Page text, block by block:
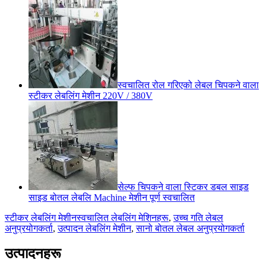
स्वचालित रोल गरिएको लेबल चिपकने वाला
स्टीकर लेबलिंग मेशीन 220V / 380V
सेल्फ चिपकने वाला स्टिकर डबल साइड
साइड बोतल लेबलि Machine मेशीन पूर्ण स्वचालित
स्टीकर लेबलिंग मेशीनस्वचालित लेबलिंग मेशिनहरू,उच्च गति लेबल
अनुप्रयोगकर्ता,उत्पादन लेबलिंग मेशीन,सानो बोतल लेबल अनुप्रयोगकर्ता
उत्पादनहरू